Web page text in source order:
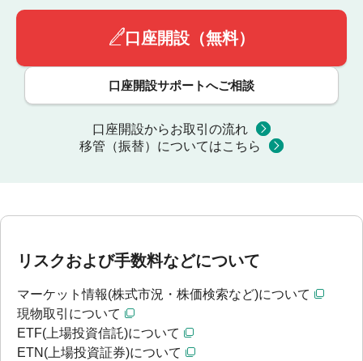
口座開設（無料）
口座開設サポートへご相談
口座開設からお取引の流れ
移管（振替）についてはこちら
リスクおよび手数料などについて
マーケット情報(株式市況・株価検索など)について
現物取引について
ETF(上場投資信託)について
ETN(上場投資証券)について